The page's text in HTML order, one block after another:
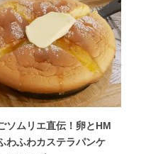
ソムリエ直伝！卵とHM
わふわカステラパンケ